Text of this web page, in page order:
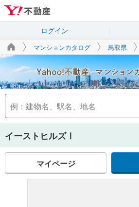
ログイン
マンションカタログ 鳥取県
イーストヒルズⅠ
マイページ